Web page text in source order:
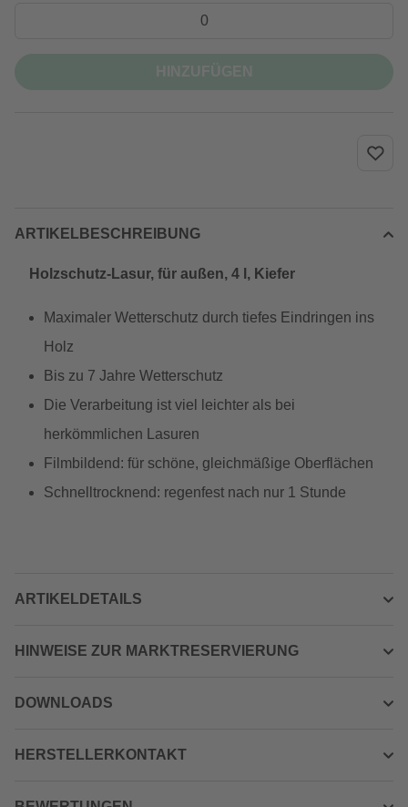
ARTIKELBESCHREIBUNG
Holzschutz-Lasur, für außen, 4 l, Kiefer
Maximaler Wetterschutz durch tiefes Eindringen ins
Holz
Bis zu 7 Jahre Wetterschutz
Die Verarbeitung ist viel leichter als bei
herkömmlichen Lasuren
Filmbildend: für schöne, gleichmäßige Oberflächen
Schnelltrocknend: regenfest nach nur 1 Stunde
ARTIKELDETAILS
HINWEISE ZUR MARKTRESERVIERUNG
DOWNLOADS
HERSTELLERKONTAKT